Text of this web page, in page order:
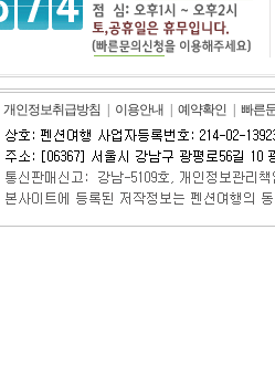
개인정보취급방침 이용안내 예약확인 빠른